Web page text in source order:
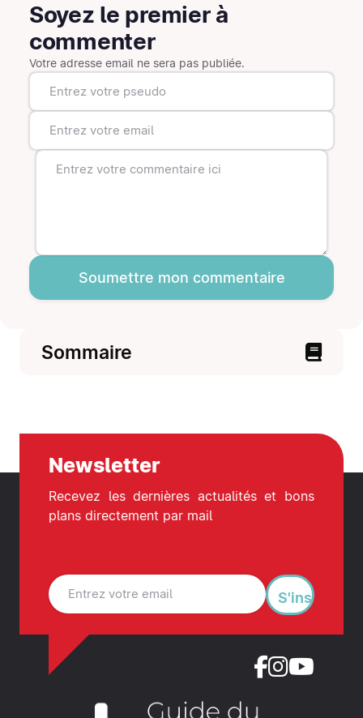
Soyez le premier à
commenter
Votre adresse email ne sera pas publiée.
Soumettre mon commentaire
Sommaire
Newsletter
Recevez les dernières actualités et bons
plans directement par mail
S'inscrire